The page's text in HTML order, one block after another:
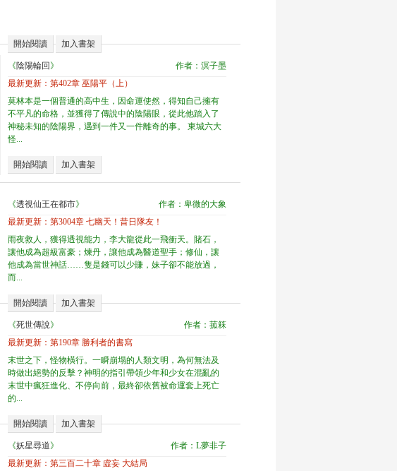
開始閱讀 加入書架
《陰陽輪回 》
作者：溟子墨
最新更新： 第402章 巫陽平（上）
莫林本是一個普通的高中生，因命運使然，得知自己擁有
不平凡的命格，並獲得了傳說中的陰陽眼，從此他踏入了
神秘未知的陰陽界，遇到一件又一件離奇的事。 東城六大
怪...
開始閱讀 加入書架
《透視仙王在都市》
作者：卑微的大象
最新更新： 第3004章 七幽天！昔日隊友！
雨夜救人，獲得透視能力，李大龍從此一飛衝天。賭石，
讓他成為超級富豪；煉丹，讓他成為醫道聖手；修仙，讓
他成為當世神話……隻是錢可以少賺，妹子卻不能放過，
而...
開始閱讀 加入書架
《死世傳說》
作者：菰箖
最新更新： 第190章 勝利者的書寫
末世之下，怪物橫行。一瞬崩塌的人類文明，為何無法及
時做出絕勢的反擊？神明的指引帶領少年和少女在混亂的
末世中瘋狂進化、不停向前，最終卻依舊被命運套上死亡
的...
開始閱讀 加入書架
《妖星尋道》
作者：L夢非子
最新更新： 第三百二十章 虛妄 大結局